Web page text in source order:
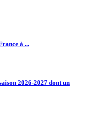
à ...
2026-2027 dont un